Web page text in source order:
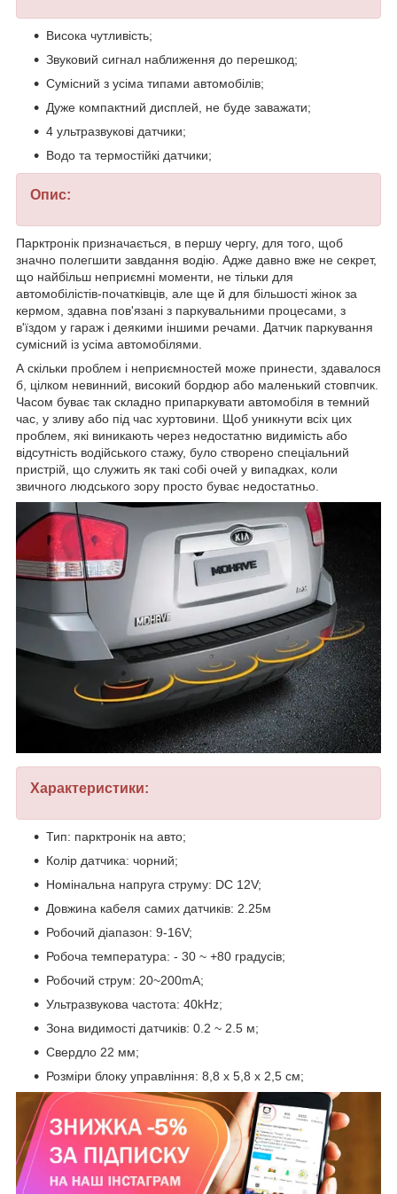
Висока чутливість;
Звуковий сигнал наближення до перешкод;
Сумісний з усіма типами автомобілів;
Дуже компактний дисплей, не буде заважати;
4 ультразвукові датчики;
Водо та термостійкі датчики;
Опис:
Парктронік призначається, в першу чергу, для того, щоб
значно полегшити завдання водію. Адже давно вже не секрет,
що найбільш неприємні моменти, не тільки для
автомобілістів-початківців, але ще й для більшості жінок за
кермом, здавна пов'язані з паркувальними процесами, з
в'їздом у гараж і деякими іншими речами. Датчик паркування
сумісний із усіма автомобілями.
А скільки проблем і неприємностей може принести, здавалося
б, цілком невинний, високий бордюр або маленький стовпчик.
Часом буває так складно припаркувати автомобіля в темний
час, у зливу або під час хуртовини. Щоб уникнути всіх цих
проблем, які виникають через недостатню видимість або
відсутність водійського стажу, було створено спеціальний
пристрій, що служить як такі собі очей у випадках, коли
звичного людського зору просто буває недостатньо.
Характеристики:
Тип: парктронік на авто;
Колір датчика: чорний;
Номінальна напруга струму: DC 12V;
Довжина кабеля самих датчиків: 2.25м
Робочий діапазон: 9-16V;
Робоча температура: - 30 ~ +80 градусів;
Робочий струм: 20~200mA;
Ультразвукова частота: 40kHz;
Зона видимості датчиків: 0.2 ~ 2.5 м;
Свердло 22 мм;
Розміри блоку управління: 8,8 х 5,8 х 2,5 см;